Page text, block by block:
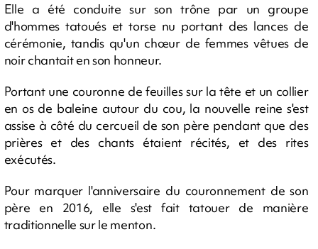
Elle a été conduite sur son trône par un groupe
d'hommes tatoués et torse nu portant des lances de
cérémonie, tandis qu'un chœur de femmes vêtues de
noir chantait en son honneur.
Portant une couronne de feuilles sur la tête et un collier
en os de baleine autour du cou, la nouvelle reine s'est
assise à côté du cercueil de son père pendant que des
prières et des chants étaient récités, et des rites
exécutés.
Pour marquer l'anniversaire du couronnement de son
père en 2016, elle s'est fait tatouer de manière
traditionnelle sur le menton.